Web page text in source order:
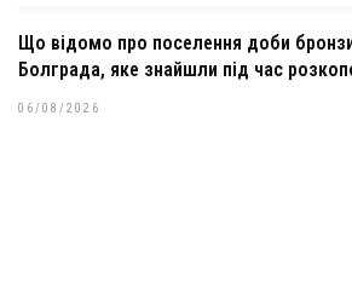
Що відомо про поселення доби
Болграда, яке знайшли під час
06/08/2026